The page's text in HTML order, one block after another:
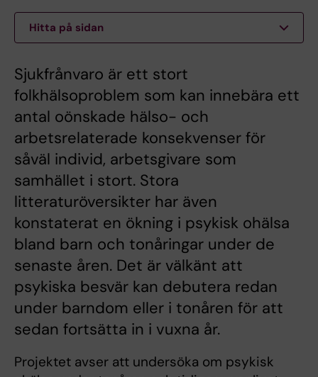
Hitta på sidan
Sjukfrånvaro är ett stort
folkhälsoproblem som kan innebära ett
antal oönskade hälso- och
arbetsrelaterade konsekvenser för
såväl individ, arbetsgivare som
samhället i stort. Stora
litteraturöversikter har även
konstaterat en ökning i psykisk ohälsa
bland barn och tonåringar under de
senaste åren. Det är välkänt att
psykiska besvär kan debutera redan
under barndom eller i tonåren för att
sedan fortsätta in i vuxna år.
Projektet avser att undersöka om psykisk